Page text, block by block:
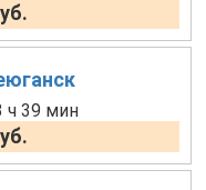
ч 39 мин